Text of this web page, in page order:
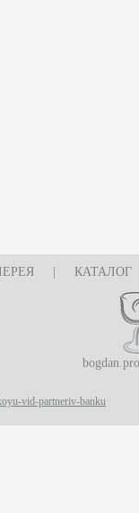
КАТАЛОГ
vid-partneriv-banku